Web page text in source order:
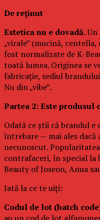
De reținut
Estetica nu e dovadă.Un
„virale” (mucină,
fost normalizate de K-
toată lumea. Originea se
fabricație, sediul
Nu din „vibe”.
Partea 2: Este produsul
Odată ce știi că brandul e
întrebare — mai ales
necunoscut.
contrafaceri, în special la
Beauty of Joseon, Anua
Iată la ce te uiți:
Codul de lot (batch